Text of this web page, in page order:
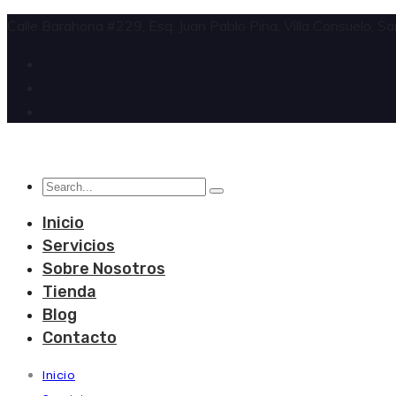
Inicio
Servicios
Sobre Nosotros
Tienda
Blog
Contacto
Inicio